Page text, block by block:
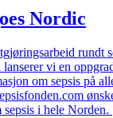
Nordic
rundt
vi en
om sepsis på
sepsis i hele